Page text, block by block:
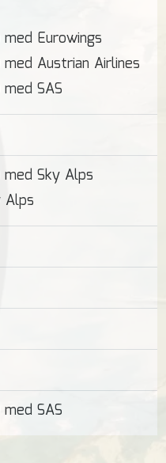
Eurowings
Austrian Airlines
SAS
Sky Alps
Alps
SAS